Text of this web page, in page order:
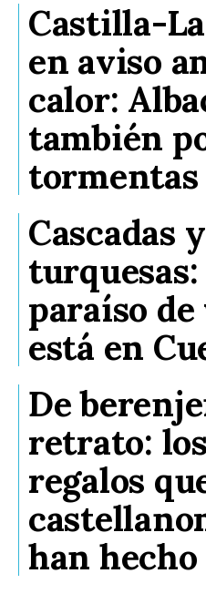
Castilla-
en aviso
calor:
también
tormentas
Cascadas
paraíso
está en
De
retrato:
regalos
han